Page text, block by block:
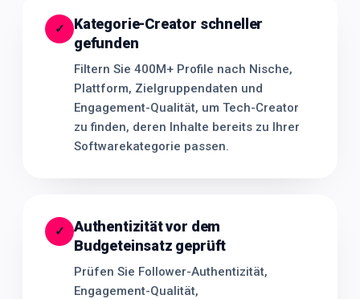
✓
Kategorie-Creator schneller
gefunden
Filtern Sie 400M+ Profile nach Nische,
Plattform, Zielgruppendaten und
Engagement-Qualität, um Tech-Creator
zu finden, deren Inhalte bereits zu Ihrer
Softwarekategorie passen.
✓
Authentizität vor dem
Budgeteinsatz geprüft
Prüfen Sie Follower-Authentizität,
Engagement-Qualität,